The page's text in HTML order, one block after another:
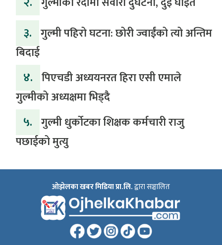
३. गुल्मी पहिरो घटना: छोरी ज्वाईंको त्यो अन्तिम
बिदाई
४. पिएचडी अध्ययनरत हिरा एसी एमाले
गुल्मीको अध्यक्षमा भिड्दै
५. गुल्मी धुर्कोटका शिक्षक कर्मचारी राजु
पछाईको मुत्यु
ओझेलका खबर मिडिया प्रा.लि.द्वारा सञ्चालित